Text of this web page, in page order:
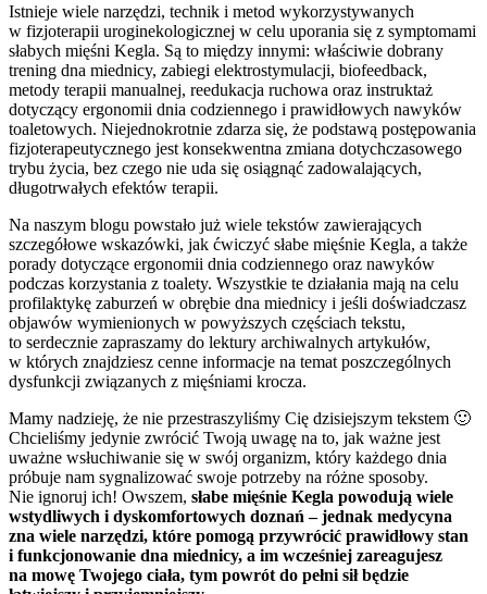
Istnieje wiele narzędzi, technik i metod wykorzystywanych
w fizjoterapii uroginekologicznej w celu uporania się z symptomami
słabych mięśni Kegla. Są to między innymi: właściwie dobrany
trening dna miednicy, zabiegi elektrostymulacji, biofeedback,
metody terapii manualnej, reedukacja ruchowa oraz instruktaż
dotyczący ergonomii dnia codziennego i prawidłowych nawyków
toaletowych. Niejednokrotnie zdarza się, że podstawą postępowania
fizjoterapeutycznego jest konsekwentna zmiana dotychczasowego
trybu życia, bez czego nie uda się osiągnąć zadowalających,
długotrwałych efektów terapii.
Na naszym blogu powstało już wiele tekstów zawierających
szczegółowe wskazówki, jak ćwiczyć słabe mięśnie Kegla, a także
porady dotyczące ergonomii dnia codziennego oraz nawyków
podczas korzystania z toalety. Wszystkie te działania mają na celu
profilaktykę zaburzeń w obrębie dna miednicy i jeśli doświadczasz
objawów wymienionych w powyższych częściach tekstu,
to serdecznie zapraszamy do lektury archiwalnych artykułów,
w których znajdziesz cenne informacje na temat poszczególnych
dysfunkcji związanych z mięśniami krocza.
Mamy nadzieję, że nie przestraszyliśmy Cię dzisiejszym tekstem 🙂
Chcieliśmy jedynie zwrócić Twoją uwagę na to, jak ważne jest
uważne wsłuchiwanie się w swój organizm, który każdego dnia
próbuje nam sygnalizować swoje potrzeby na różne sposoby.
Nie ignoruj ich! Owszem, słabe mięśnie Kegla powodują wiele
wstydliwych i dyskomfortowych doznań – jednak medycyna
zna wiele narzędzi, które pomogą przywrócić prawidłowy stan
i funkcjonowanie dna miednicy, a im wcześniej zareagujesz
na mowę Twojego ciała, tym powrót do pełni sił będzie